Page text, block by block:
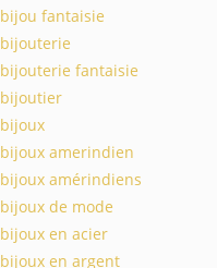
bijou fantaisie
bijouterie
bijouterie fantaisie
bijoutier
bijoux
bijoux amerindien
bijoux amérindiens
bijoux de mode
bijoux en acier
bijoux en argent